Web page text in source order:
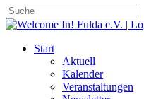
Start
Aktuell
Kalender
Veranstaltungen